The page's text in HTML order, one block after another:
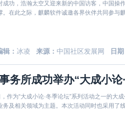
成功，浩瀚太空又迎来新的中国访客，中国
。在此之际，麒麟软件诚邀各界伙伴共同参与
辑： 冰凌 来源： 中国社区发展网 日期
务所成功举办“大成小论
作为“大成小论·冬季论坛”系列活动之一的大
务及相关领域为主题。本次活动同时也采用了